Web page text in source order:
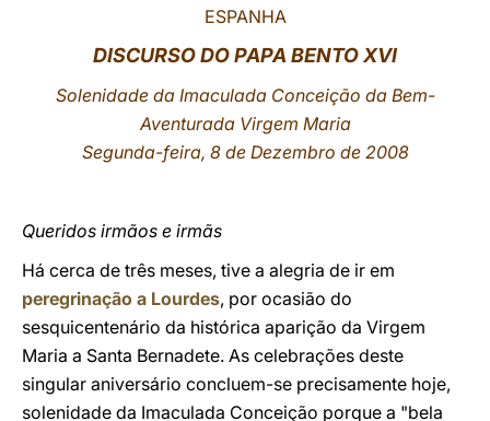
ESPANHA
DISCURSO DO PAPA BENTO XVI
Solenidade da Imaculada Conceição da Bem-
Aventurada Virgem Maria
Segunda-feira, 8 de Dezembro de 2008
Queridos irmãos e irmãs
Há cerca de três meses, tive a alegria de ir em
peregrinação a Lourdes, por ocasião do
sesquicentenário da histórica aparição da Virgem
Maria a Santa Bernadete. As celebrações deste
singular aniversário concluem-se precisamente hoje,
solenidade da Imaculada Conceição porque a "bela